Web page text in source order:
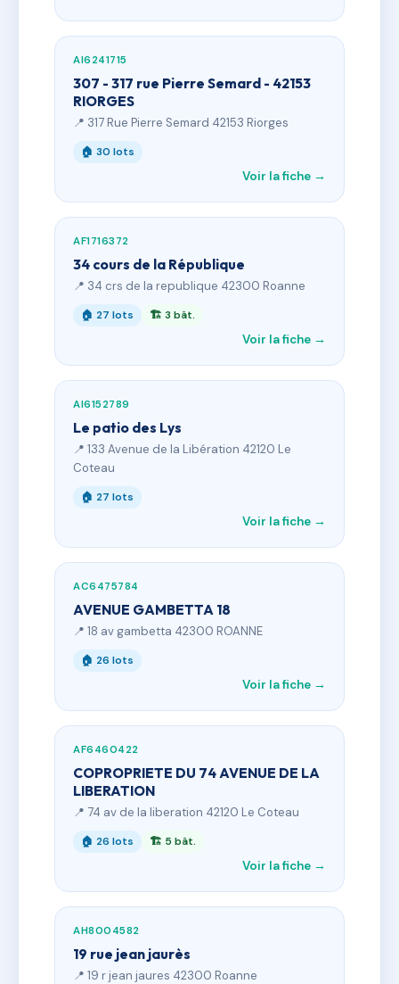
AI6241715
307 - 317 rue Pierre Semard - 42153
RIORGES
📍 317 Rue Pierre Semard 42153 Riorges
🏠 30 lots
Voir la fiche →
AF1716372
34 cours de la République
📍 34 crs de la republique 42300 Roanne
🏠 27 lots 🏗 3 bât.
Voir la fiche →
AI6152789
Le patio des Lys
📍 133 Avenue de la Libération 42120 Le
Coteau
🏠 27 lots
Voir la fiche →
AC6475784
AVENUE GAMBETTA 18
📍 18 av gambetta 42300 ROANNE
🏠 26 lots
Voir la fiche →
AF6460422
COPROPRIETE DU 74 AVENUE DE LA
LIBERATION
📍 74 av de la liberation 42120 Le Coteau
🏠 26 lots 🏗 5 bât.
Voir la fiche →
AH8004582
19 rue jean jaurès
📍 19 r jean jaures 42300 Roanne